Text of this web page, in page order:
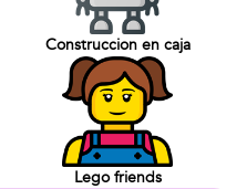
Construccion en caja
Lego friends